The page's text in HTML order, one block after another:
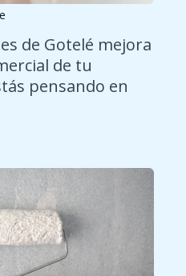
de Gotelé mejora
de tu
pensando en